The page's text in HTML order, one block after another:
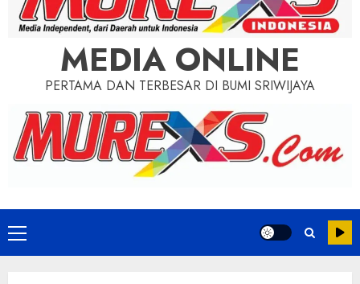
MEDIA ONLINE
PERTAMA DAN TERBESAR DI BUMI SRIWIJAYA
Primary
Menu